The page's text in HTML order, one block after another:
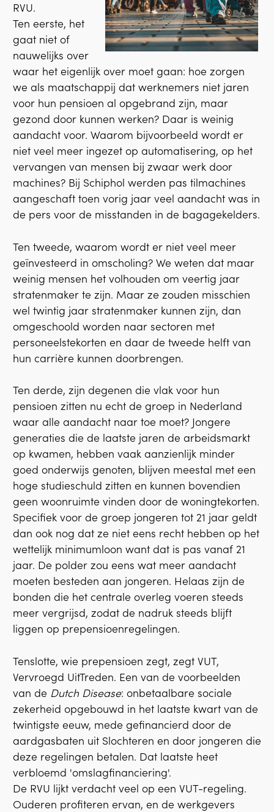
RVU.
Ten eerste, het
gaat niet of
nauwelijks over
waar het eigenlijk over moet gaan: hoe zorgen
we als maatschappij dat werknemers niet jaren
voor hun pensioen al opgebrand zijn, maar
gezond door kunnen werken? Daar is weinig
aandacht voor. Waarom bijvoorbeeld wordt er
niet veel meer ingezet op automatisering, op het
vervangen van mensen bij zwaar werk door
machines? Bij Schiphol werden pas tilmachines
aangeschaft toen vorig jaar veel aandacht was in
de pers voor de misstanden in de bagagekelders.
Ten tweede, waarom wordt er niet veel meer
geïnvesteerd in omscholing? We weten dat maar
weinig mensen het volhouden om veertig jaar
stratenmaker te zijn. Maar ze zouden misschien
wel twintig jaar stratenmaker kunnen zijn, dan
omgeschoold worden naar sectoren met
personeelstekorten en daar de tweede helft van
hun carrière kunnen doorbrengen.
Ten derde, zijn degenen die vlak voor hun
pensioen zitten nu echt de groep in Nederland
waar alle aandacht naar toe moet? Jongere
generaties die de laatste jaren de arbeidsmarkt
op kwamen, hebben vaak aanzienlijk minder
goed onderwijs genoten, blijven meestal met een
hoge studieschuld zitten en kunnen bovendien
geen woonruimte vinden door de woningtekorten.
Specifiek voor de groep jongeren tot 21 jaar geldt
dan ook nog dat ze niet eens recht hebben op het
wettelijk minimumloon want dat is pas vanaf 21
jaar. De polder zou eens wat meer aandacht
moeten besteden aan jongeren. Helaas zijn de
bonden die het centrale overleg voeren steeds
meer vergrijsd, zodat de nadruk steeds blijft
liggen op prepensioenregelingen.
Tenslotte, wie prepensioen zegt, zegt VUT,
Vervroegd UitTreden. Een van de voorbeelden
van de Dutch Disease: onbetaalbare sociale
zekerheid opgebouwd in het laatste kwart van de
twintigste eeuw, mede gefinancierd door de
aardgasbaten uit Slochteren en door jongeren die
deze regelingen betalen. Dat laatste heet
verbloemd 'omslagfinanciering'.
De RVU lijkt verdacht veel op een VUT-regeling.
Ouderen profiteren ervan, en de werkgevers